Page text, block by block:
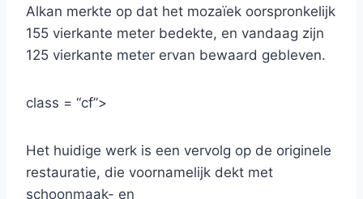
Alkan merkte op dat het mozaïek oorspronkelijk
155 vierkante meter bedekte, en vandaag zijn
125 vierkante meter ervan bewaard gebleven.
class = “cf”>
Het huidige werk is een vervolg op de originele
restauratie, die voornamelijk dekt met
schoonmaak- en